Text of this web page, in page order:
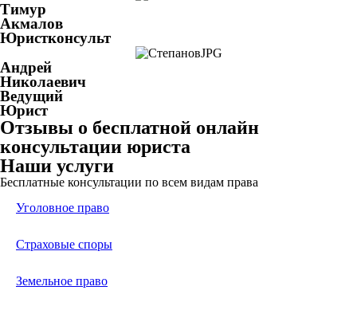
Тимур
Акмалов
Юристконсульт
Андрей
Николаевич
Ведущий
Юрист
Отзывы о бесплатной онлайн
консультации юриста
Наши услуги
Бесплатные консультации по всем видам права
Уголовное право
Страховые споры
Земельное право